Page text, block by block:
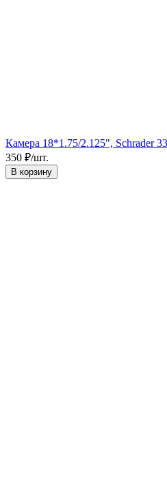
Камера 18*1.75/2.125", Schrader
350 ₽/шт.
В корзину